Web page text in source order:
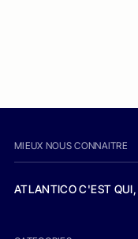
MIEUX NOUS CONNAITRE
ATLANTICO C'EST